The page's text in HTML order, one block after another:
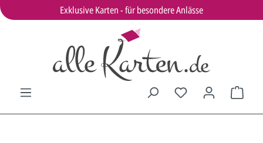
Exklusive Karten - für besondere Anlässe